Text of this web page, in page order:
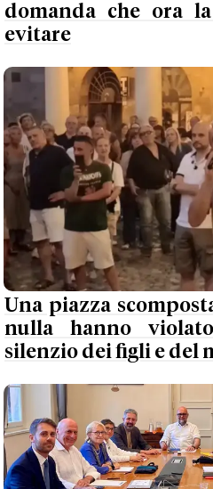
domanda che ora
evitare
Una piazza
nulla hanno
silenzio dei figli e del